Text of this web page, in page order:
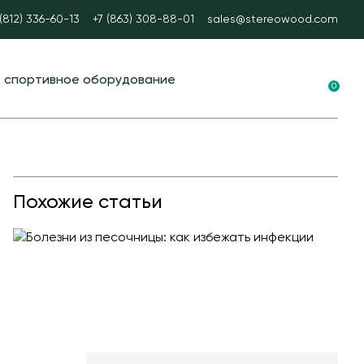
336-60-13 +7 (863) 308-88-01 sales@stereowood.com
спортивное оборудование 0
Похожие статьи